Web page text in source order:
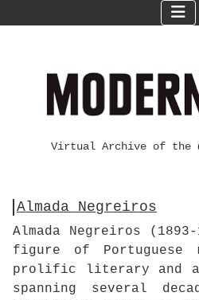
Virtual Archive of the
Almada Negreiros
Almada Negreiros
figure of Portuguese
prolific literary and
spanning several